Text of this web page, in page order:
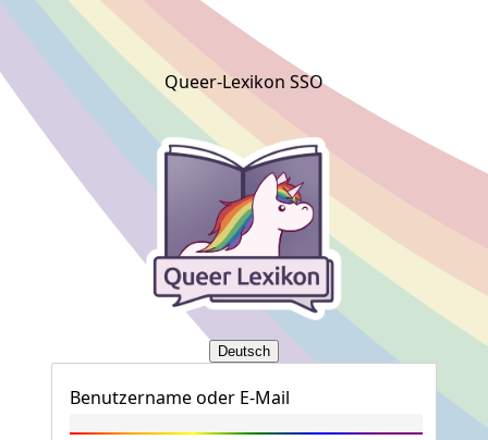
Queer-Lexikon SSO
Deutsch
Benutzername oder E-Mail